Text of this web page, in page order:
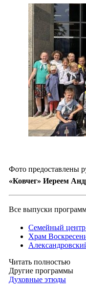
Фото предоставлены
«Ковчег» Иереем
Все выпуски
Семейный центр
Храм
Читать полностью
Другие программы
Духовные этюды